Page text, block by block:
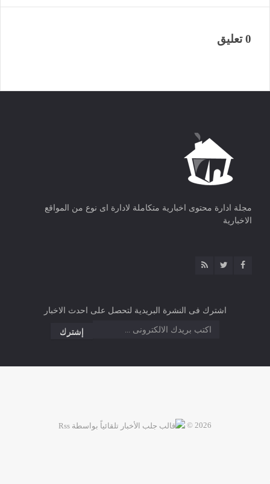
0 تعليق
مجلة ادارة محتوى اخبارية متكاملة لادارة اى نوع من المواقع
الاخبارية
اشترك فى النشرة البريدية لتحصل على احدث الاخبار
2026 ©